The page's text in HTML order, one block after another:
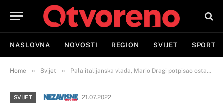
NASLOVNA NOVOSTI REGION SVIJET SPORT
Home » Svijet » Pala italijanska vlada, Mario Dragi potpisao ostavku
SVIJET 21.07.2022